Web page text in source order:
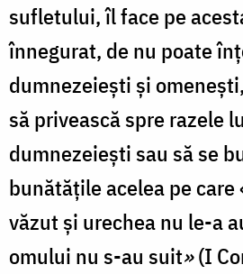
sufletului, îl face pe
înnegurat, de nu poate
dumnezeieşti şi
să privească spre razele
dumnezeieşti sau să se
bunătăţile acelea pe
văzut şi urechea nu le-a
omului nu s-au suit»(I